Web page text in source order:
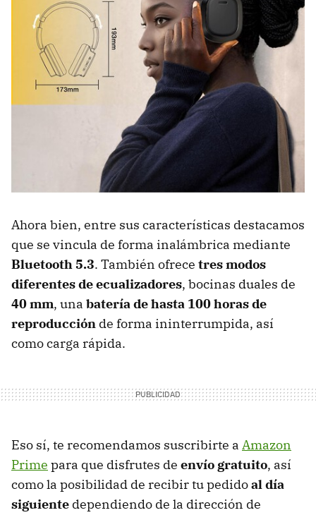
Ahora bien, entre sus características destacamos
que se vincula de forma inalámbrica mediante
Bluetooth 5.3. También ofrece tres modos
diferentes de ecualizadores, bocinas duales de
40 mm, una batería de hasta 100 horas de
reproducción de forma ininterrumpida, así
como carga rápida.
Eso sí, te recomendamos suscribirte a Amazon
Prime para que disfrutes de envío gratuito, así
como la posibilidad de recibir tu pedidoal día
siguiente dependiendo de la dirección de